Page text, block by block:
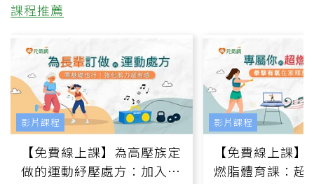
課程推薦
【免費線上課】為高壓族定
做的運動紓壓處方：加入行
影片課程
【免費線上課
燃脂體育課：超
影片課程